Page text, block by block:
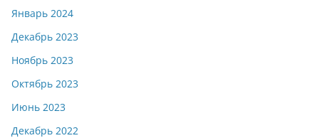
Январь 2024
Декабрь 2023
Ноябрь 2023
Октябрь 2023
Июнь 2023
Декабрь 2022